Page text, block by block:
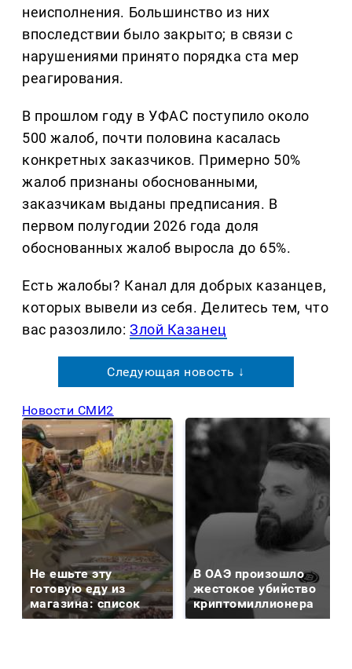
неисполнения. Большинство из них
впоследствии было закрыто; в связи с
нарушениями принято порядка ста мер
реагирования.
В прошлом году в УФАС поступило около
500 жалоб, почти половина касалась
конкретных заказчиков. Примерно 50%
жалоб признаны обоснованными,
заказчикам выданы предписания. В
первом полугодии 2026 года доля
обоснованных жалоб выросла до 65%.
Есть жалобы? Канал для добрых казанцев,
которых вывели из себя. Делитеcь тем, что
вас разозлило:Злой Казанец
Следующая новость ↓
Новости СМИ2
Не ешьте эту
готовую еду из
магазина: список
В ОАЭ произошло
жестокое убийство
криптомиллионера